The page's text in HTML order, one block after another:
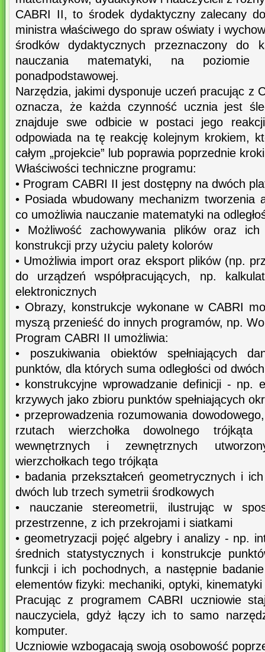
CABRI II, to środek dydaktyczny zalecany
ministra właściwego do spraw oświaty i
środków dydaktycznych przeznaczony do
nauczania matematyki, na
ponadpodstawowej.
Narzędzia, jakimi dysponuje uczeń pracując z
oznacza, że każda czynność ucznia jest
znajduje swe odbicie w postaci jego
odpowiada na tę reakcję kolejnym krokiem,
całym „projekcie” lub poprawia poprzednie
Właściwości techniczne programu:
• Program CABRI II jest dostępny na dwóch
• Posiada wbudowany mechanizm tworzenia
co umożliwia nauczanie matematyki na
• Możliwość zachowywania plików oraz ich
konstrukcji przy użyciu palety kolorów
• Umożliwia import oraz eksport plików (np.
do urządzeń współpracujących, np.
elektronicznych
• Obrazy, konstrukcje wykonane w CABRI
myszą przenieść do innych programów, np.
Program CABRI II umożliwia:
• poszukiwania obiektów spełniających
punktów, dla których suma odległości od
• konstrukcyjne wprowadzanie definicji - np.
krzywych jako zbioru punktów spełniających
• przeprowadzenia rozumowania
rzutach wierzchołka dowolnego
wewnętrznych i zewnętrznych
wierzchołkach tego trójkąta
• badania przekształceń geometrycznych i
dwóch lub trzech symetrii środkowych
• nauczanie stereometrii, ilustrując w
przestrzenne, z ich przekrojami i siatkami
• geometryzacji pojęć algebry i analizy - np.
średnich statystycznych i konstrukcje
funkcji i ich pochodnych, a następnie
elementów fizyki: mechaniki, optyki, kinematyki
Pracując z programem CABRI uczniowie
nauczyciela, gdyż łączy ich to samo
komputer.
Uczniowie wzbogacają swoją osobowość